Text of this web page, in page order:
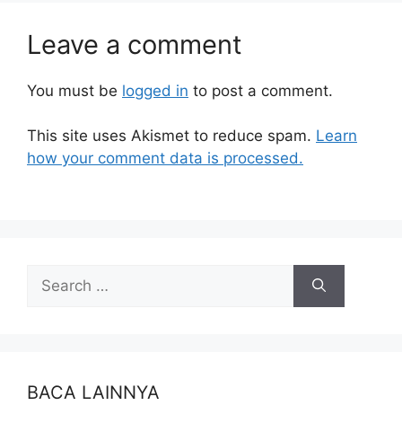
Leave a comment
You must be logged in to post a comment.
This site uses Akismet to reduce spam. Learn
how your comment data is processed.
BACA LAINNYA